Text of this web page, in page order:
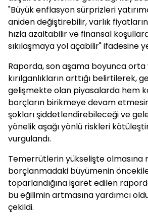
"Büyük enflasyon sürprizleri
aniden değiştirebilir, varlık
hızla azaltabilir ve finansal
sıkılaşmaya yol açabilir" ifadesine
Raporda, son aşama boyunca orta
kırılganlıkların arttığı belirtilerek,
gelişmekte olan piyasalarda hem
borçların birikmeye devam
şokları şiddetlendirebileceği ve
yönelik aşağı yönlü riskleri
vurgulandı.
Temerrütlerin yükselişte olmasına
borçlanmadaki büyümenin
toparlandığına işaret edilen
bu eğilimin artmasına yardımcı
çekildi.